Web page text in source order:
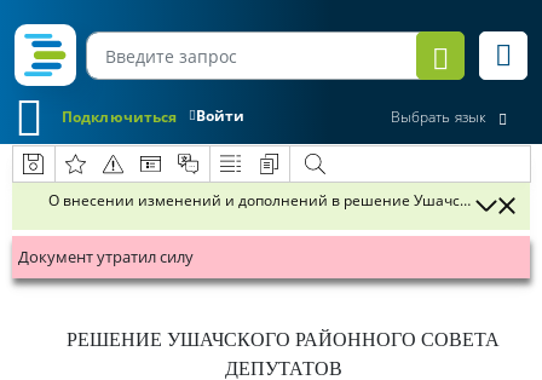
Войти
Подключиться Выбрать язык
О внесении изменений и дополнений в решение Ушачского
Документ утратил силу
РЕШЕНИЕ УШАЧСКОГО РАЙОННОГО СОВЕТА
ДЕПУТАТОВ